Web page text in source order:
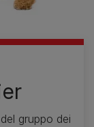
gruppo dei